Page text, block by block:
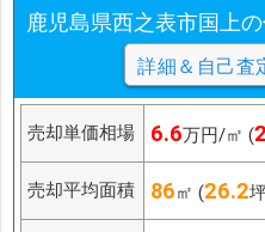
鹿児島県西之表市国上
詳細＆自己査
売却単価相場 6.6万円/㎡ (
売却平均面積 86㎡ (26.2